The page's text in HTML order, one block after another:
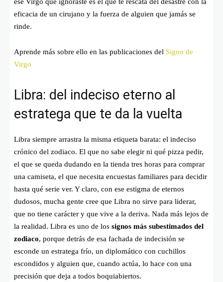
eficacia de un cirujano y la fuerza de alguien que jamás se
rinde.
Aprende más sobre ello en las publicaciones del Signo de
Virgo
Libra: del indeciso eterno al
estratega que te da la vuelta
Libra siempre arrastra la misma etiqueta barata: el indeciso
crónico del zodiaco. El que no sabe elegir ni qué pizza pedir,
el que se queda dudando en la tienda tres horas para comprar
una camiseta, el que necesita encuestas familiares para decidir
hasta qué serie ver. Y claro, con ese estigma de eternos
dudosos, mucha gente cree que Libra no sirve para liderar,
que no tiene carácter y que vive a la deriva. Nada más lejos de
la realidad. Libra es uno de los signos más subestimados del
zodiaco, porque detrás de esa fachada de indecisión se
esconde un estratega frío, un diplomático con cuchillos
escondidos y alguien que, cuando actúa, lo hace con una
precisión que deja a todos boquiabiertos.